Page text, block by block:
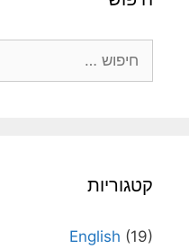
קטגוריות
English (19)